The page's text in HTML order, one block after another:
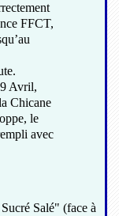
FFCT,
Avril,
Chicane
le
avec
Salé" (face à